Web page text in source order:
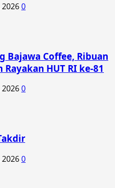
0
Bajawa Coffee, Ribuan
HUT RI ke-81
0
0